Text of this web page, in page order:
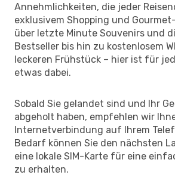
Annehmlichkeiten, die jeder
exklusivem Shopping und
über letzte Minute Souvenirs und
Bestseller bis hin zu kostenlosem
leckeren Frühstück – hier ist für
etwas dabei.
Sobald Sie gelandet sind und Ihr
abgeholt haben, empfehlen wir
Internetverbindung auf Ihrem
Bedarf können Sie den nächsten
eine lokale SIM-Karte für eine
zu erhalten.